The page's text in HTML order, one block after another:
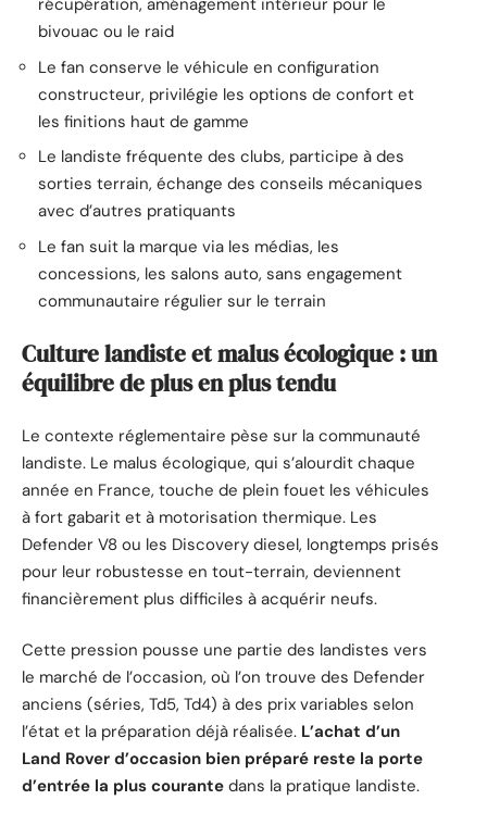
récupération, aménagement intérieur pour le
bivouac ou le raid
Le fan conserve le véhicule en configuration
constructeur, privilégie les options de confort et
les finitions haut de gamme
Le landiste fréquente des clubs, participe à des
sorties terrain, échange des conseils mécaniques
avec d’autres pratiquants
Le fan suit la marque via les médias, les
concessions, les salons auto, sans engagement
communautaire régulier sur le terrain
Culture landiste et malus écologique : un
équilibre de plus en plus tendu
Le contexte réglementaire pèse sur la communauté
landiste. Le malus écologique, qui s’alourdit chaque
année en France, touche de plein fouet les véhicules
à fort gabarit et à motorisation thermique. Les
Defender V8 ou les Discovery diesel, longtemps prisés
pour leur robustesse en tout-terrain, deviennent
financièrement plus difficiles à acquérir neufs.
Cette pression pousse une partie des landistes vers
le marché de l’occasion, où l’on trouve des Defender
anciens (séries, Td5, Td4) à des prix variables selon
l’état et la préparation déjà réalisée. L’achat d’un
Land Rover d’occasion bien préparé reste la porte
d’entrée la plus courante dans la pratique landiste.